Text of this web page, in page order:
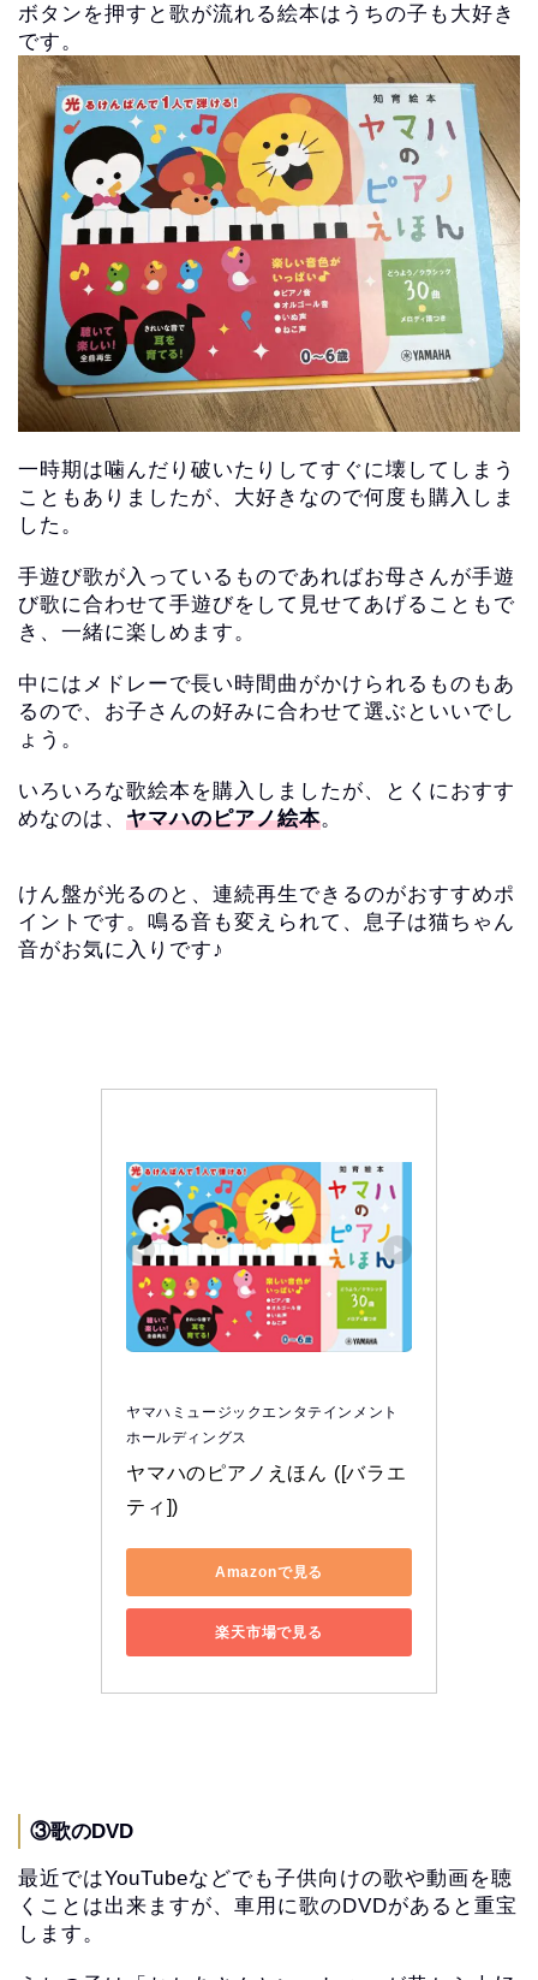
ボタンを押すと歌が流れる絵本はうちの子も大好き
です。
一時期は噛んだり破いたりしてすぐに壊してしまう
こともありましたが、大好きなので何度も購入しま
した。
手遊び歌が入っているものであればお母さんが手遊
び歌に合わせて手遊びをして見せてあげることもで
き、一緒に楽しめます。
中にはメドレーで長い時間曲がかけられるものもあ
るので、お子さんの好みに合わせて選ぶといいでし
ょう。
いろいろな歌絵本を購入しましたが、とくにおすす
めなのは、 ヤマハのピアノ絵本。
けん盤が光るのと、連続再生できるのがおすすめポ
イントです。鳴る音も変えられて、息子は猫ちゃん
音がお気に入りです♪
ヤマハミュージックエンタテインメント
ホールディングス
ヤマハのピアノえほん ([バラエ
ティ])
Amazonで見る
楽天市場で見る
③歌のDVD
最近ではYouTubeなどでも子供向けの歌や動画を聴
くことは出来ますが、車用に歌のDVDがあると重宝
します。